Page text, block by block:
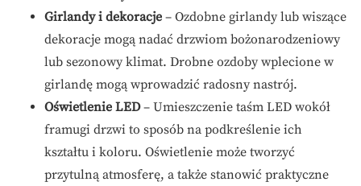
Girlandy i dekoracje – Ozdobne girlandy lub wiszące
dekoracje mogą nadać drzwiom bożonarodzeniowy
lub sezonowy klimat. Drobne ozdoby wplecione w
girlandę mogą wprowadzić radosny nastrój.
Oświetlenie LED– Umieszczenie taśm LED wokół
framugi drzwi to sposób na podkreślenie ich
kształtu i koloru. Oświetlenie może tworzyć
przytulną atmosferę, a także stanowić praktyczne